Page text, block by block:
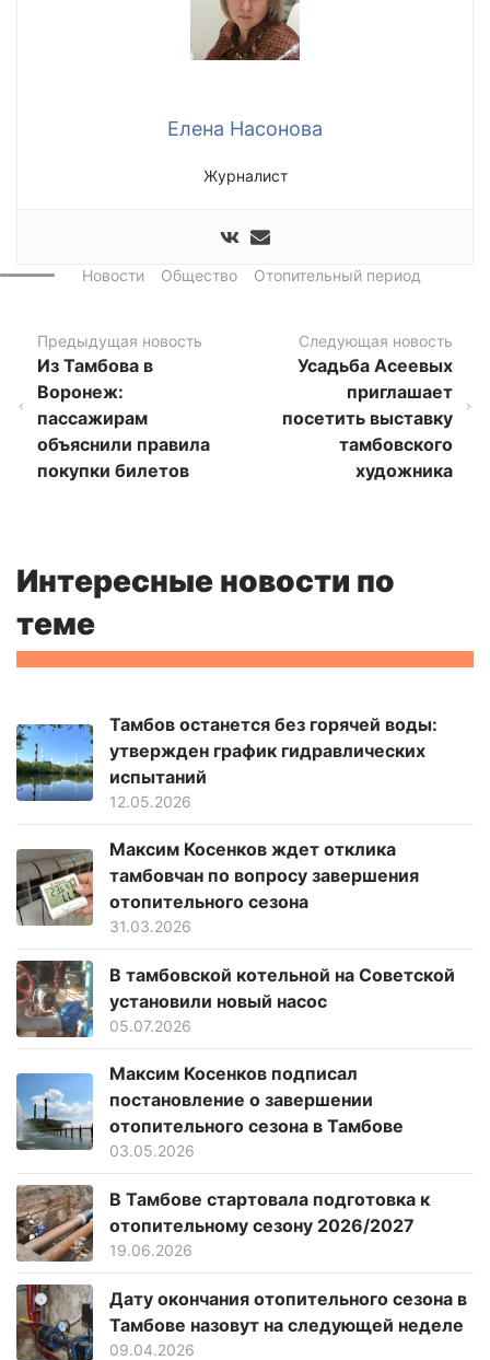
Елена Насонова
Журналист
Новости Общество Отопительный период
Предыдущая новость
Из Тамбова в
Воронеж:
пассажирам
объяснили правила
покупки билетов
Следующая новость
Усадьба Асеевых
приглашает
посетить выставку
тамбовского
художника
Интересные новости по
теме
Тамбов останется без горячей воды:
утвержден график гидравлических
испытаний
12.05.2026
Максим Косенков ждет отклика
тамбовчан по вопросу завершения
отопительного сезона
31.03.2026
В тамбовской котельной на Советской
установили новый насос
05.07.2026
Максим Косенков подписал
постановление о завершении
отопительного сезона в Тамбове
03.05.2026
В Тамбове стартовала подготовка к
отопительному сезону 2026/2027
19.06.2026
Дату окончания отопительного сезона в
Тамбове назовут на следующей неделе
09.04.2026